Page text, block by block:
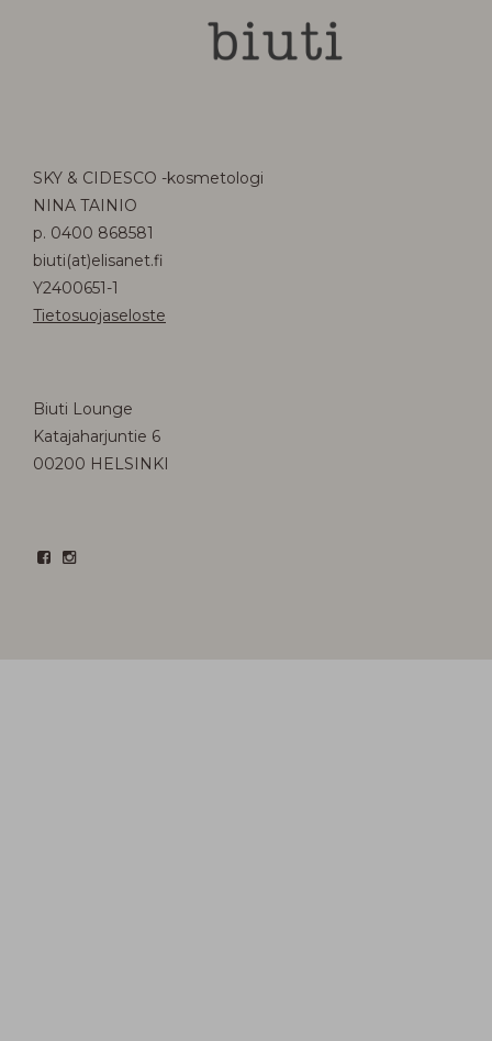
SKY & CIDESCO -kosmetologi
NINA TAINIO
p. 0400 868581
biuti(at)elisanet.fi
Y2400651-1
Tietosuojaseloste
Biuti Lounge
Katajaharjuntie 6
00200 HELSINKI